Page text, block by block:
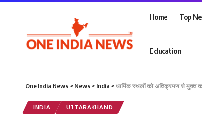
Home Top
Education
One India News > News > India >धार्मिक स्थलों को अतिक्रमण से मुक्त
INDIA UTTARAKHAND